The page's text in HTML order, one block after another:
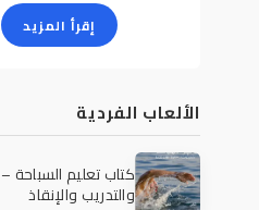
إقرأ المزيد
الألعاب الفردية
كتاب تعليم السباحة
والتدريب والإنقاذ